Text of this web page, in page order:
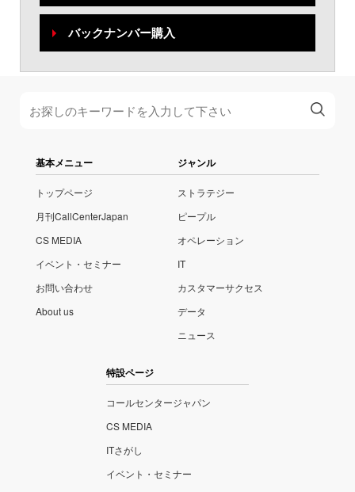
バックナンバー購入
基本メニュー
トップページ
月刊CallCenterJapan
CS MEDIA
イベント・セミナー
お問い合わせ
About us
ジャンル
ストラテジー
ピープル
オペレーション
IT
カスタマーサクセス
データ
ニュース
特設ページ
コールセンタージャパン
CS MEDIA
ITさがし
イベント・セミナー